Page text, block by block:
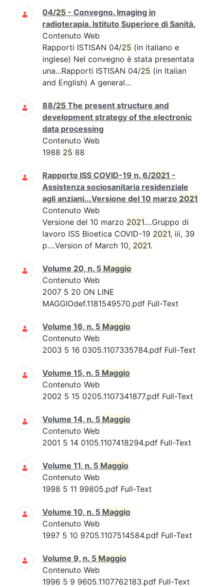
04/25 - Convegno. Imaging in
radioterapia. Istituto Superiore di Sanità.
Contenuto Web
Rapporti ISTISAN 04/25 (in italiano e
inglese) Nel convegno è stata presentata
una...Rapporti ISTISAN 04/25 (in Italian
and English) A general...
88/25 The present structure and
development strategy of the electronic
data processing
Contenuto Web
1988 25 88
Rapporto ISS COVID-19 n. 6/2021 -
Assistenza sociosanitaria residenziale
agli anziani...Versione del 10 marzo 2021
Contenuto Web
Versione del 10 marzo 2021....Gruppo di
lavoro ISS Bioetica COVID-19 2021, iii, 39
p....Version of March 10, 2021.
Volume 20, n. 5 Maggio
Contenuto Web
2007 5 20 ON LINE
MAGGIOdef.1181549570.pdf Full-Text
Volume 16, n. 5 Maggio
Contenuto Web
2003 5 16 0305.1107335784.pdf Full-Text
Volume 15, n. 5 Maggio
Contenuto Web
2002 5 15 0205.1107341877.pdf Full-Text
Volume 14, n. 5 Maggio
Contenuto Web
2001 5 14 0105.1107418294.pdf Full-Text
Volume 11, n. 5 Maggio
Contenuto Web
1998 5 11 99805.pdf Full-Text
Volume 10, n. 5 Maggio
Contenuto Web
1997 5 10 9705.1107514584.pdf Full-Text
Volume 9, n. 5 Maggio
Contenuto Web
1996 5 9 9605.1107762183.pdf Full-Text